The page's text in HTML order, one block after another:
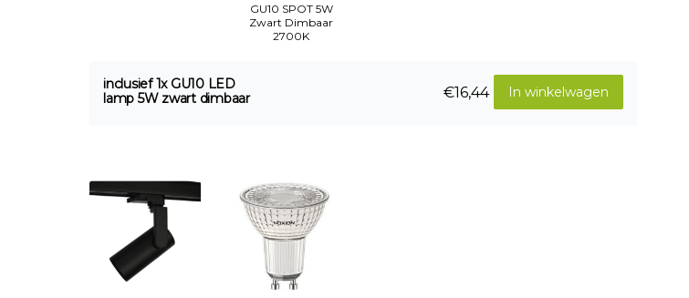
GU10 SPOT 5W
Zwart Dimbaar
2700K
inclusief 1x GU10 LED
lamp 5W zwart dimbaar
In winkelwagen
€16,44